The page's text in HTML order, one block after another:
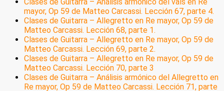
Clases de Guitarra – Análisis armónico del vals en Re
mayor, Op 59 de Matteo Carcassi. Lección 67, parte 4.
Clases de Guitarra – Allegretto en Re mayor, Op 59 de
Matteo Carcassi. Lección 68, parte 1.
Clases de Guitarra – Allegretto en Re mayor, Op 59 de
Matteo Carcassi. Lección 69, parte 2.
Clases de Guitarra – Allegretto en Re mayor, Op 59 de
Matteo Carcassi. Lección 70, parte 3
Clases de Guitarra – Análisis armónico del Allegretto en
Re mayor, Op 59 de Matteo Carcassi. Lección 71, parte